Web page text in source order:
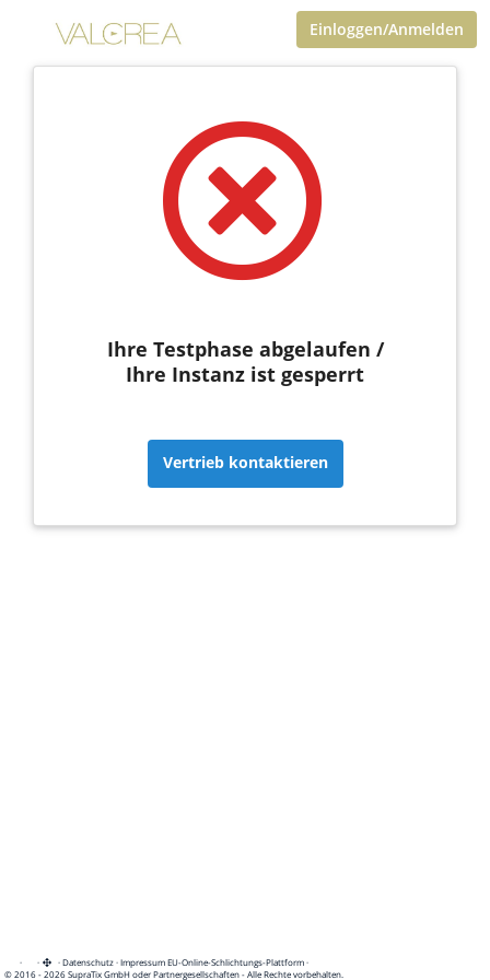
Einloggen/Anmelden
Ihre Testphase abgelaufen /
Ihre Instanz ist gesperrt
Vertrieb kontaktieren
· · ·Datenschutz·Impressum EU-Online-Schlichtungs-Plattform·
© 2016 - 2026 SupraTix GmbH oder Partnergesellschaften - Alle Rechte vorbehalten.